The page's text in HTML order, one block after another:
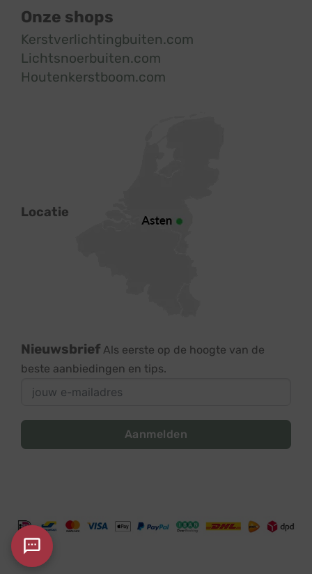
Onze shops
Kerstverlichtingbuiten.com
Lichtsnoerbuiten.com
Houtenkerstboom.com
Locatie
Nieuwsbrief Als eerste op de hoogte van de
beste aanbiedingen en tips.
Aanmelden